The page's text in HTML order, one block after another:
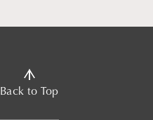
Back to Top